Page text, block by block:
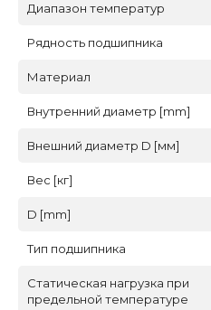
Диапазон температур
Рядность подшипника
Материал
Внутренний диаметр [mm]
Внешний диаметр D [мм]
Вес [кг]
D [mm]
Тип подшипника
Статическая нагрузка при
предельной температуре